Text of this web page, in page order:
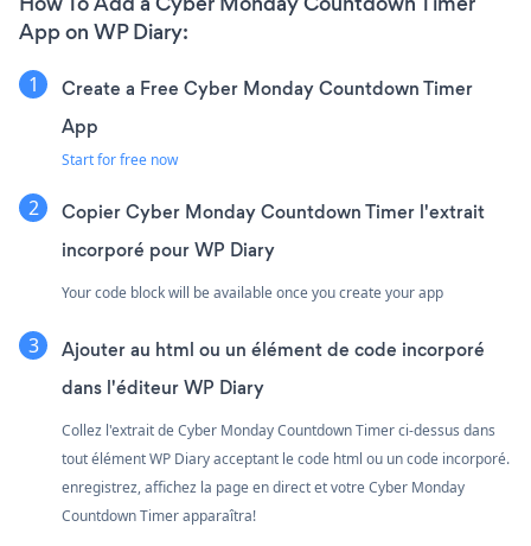
App on WP Diary:
Create a Free Cyber Monday Countdown Timer
App
Start for free now
Copier Cyber Monday Countdown Timer l'extrait
incorporé pour WP Diary
Your code block will be available once you create your app
Ajouter au html ou un élément de code incorporé
dans l'éditeur WP Diary
Collez l'extrait de Cyber Monday Countdown Timer ci-dessus dans
tout élément WP Diary acceptant le code html ou un code incorporé.
enregistrez, affichez la page en direct et votre Cyber Monday
Countdown Timer apparaîtra!